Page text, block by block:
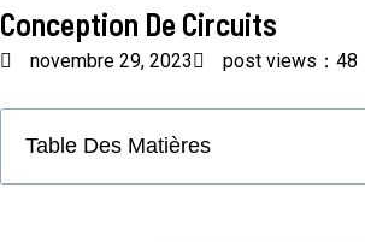
Conception De Circuits
novembre 29, 2023 post views：48
Table Des Matières